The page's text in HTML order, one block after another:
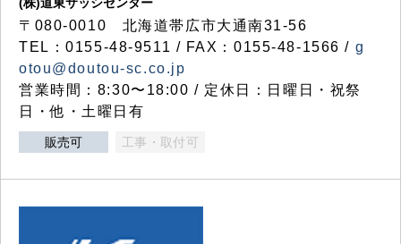
〒080-0010 北海道帯広市大通南31-56
TEL：0155-48-9511 / FAX：0155-48-1566 / g
otou@doutou-sc.co.jp
営業時間：8:30〜18:00 / 定休日：日曜日・祝祭
日・他・土曜日有
販売可 工事・取付可